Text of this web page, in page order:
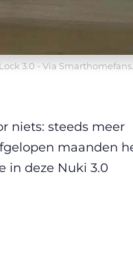
3.0 - Via
niets: steeds meer
maanden
in deze Nuki 3.0